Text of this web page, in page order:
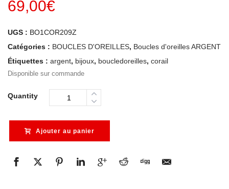
69,00€
UGS : BO1COR209Z
Catégories : BOUCLES D'OREILLES, Boucles d'oreilles ARGENT
Étiquettes : argent, bijoux, boucledoreilles, corail
Disponible sur commande
Quantity
Ajouter au panier